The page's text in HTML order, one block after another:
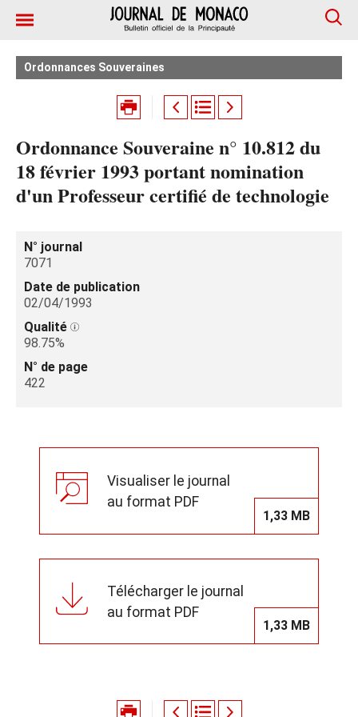
Ordonnances Souveraines
Ordonnance Souveraine n° 10.812 du
18 février 1993 portant nomination
d'un Professeur certifié de technologie
N° journal
7071
Date de publication
02/04/1993
Qualité
98.75%
N° de page
422
Visualiser le journal
au format PDF
1,33 MB
Télécharger le journal
au format PDF
1,33 MB